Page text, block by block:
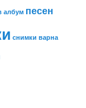
албум песен
снимки варна